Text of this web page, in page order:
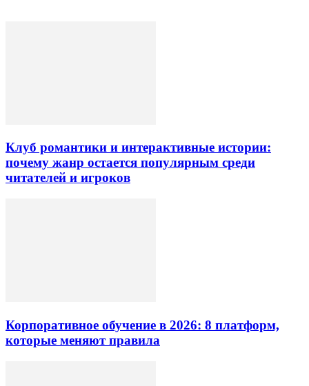
Клуб романтики и интерактивные истории:
почему жанр остается популярным среди
читателей и игроков
Корпоративное обучение в 2026: 8 платформ,
которые меняют правила